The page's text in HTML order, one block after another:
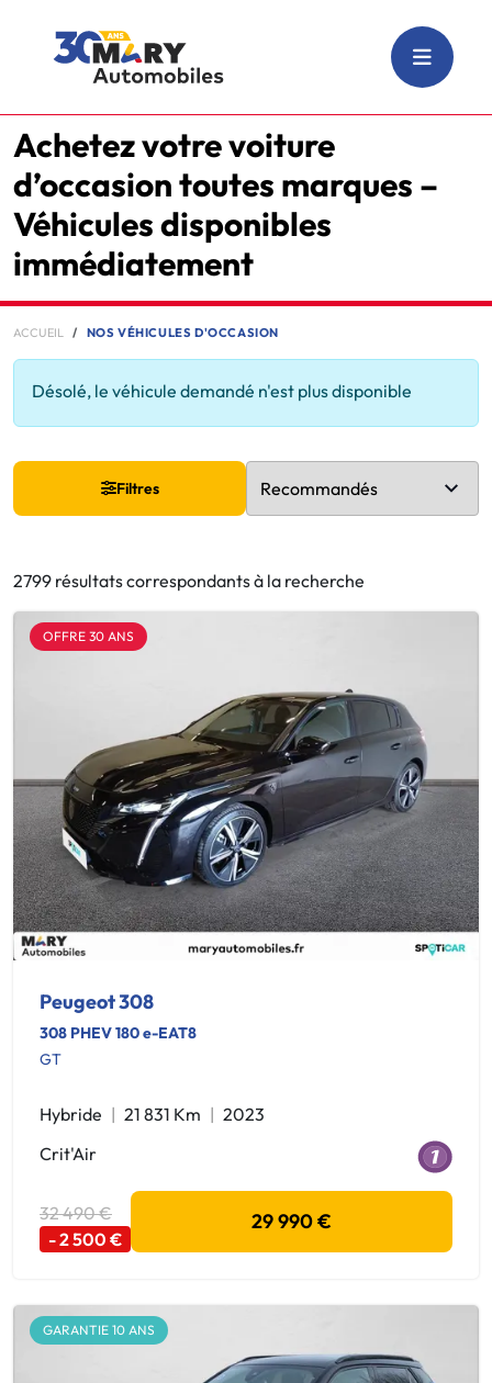
Achetez votre voiture
d’occasion toutes marques –
Véhicules disponibles
immédiatement
ACCUEIL NOS VÉHICULES D'OCCASION
Désolé, le véhicule demandé n'est plus disponible
Filtres
2799 résultats correspondants à la recherche
OFFRE 30 ANS
Peugeot 308
308 PHEV 180 e-EAT8
GT
Hybride 21 831 Km
2023
Crit'Air
32 490 €
- 2 500 €
29 990 €
GARANTIE 10 ANS